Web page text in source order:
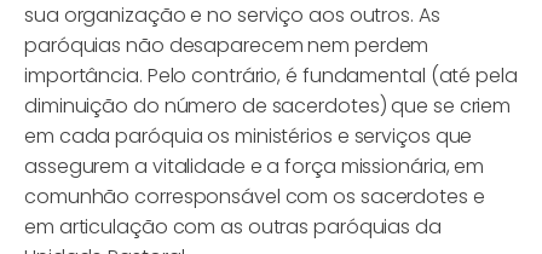
sua organização e no serviço aos outros. As
paróquias não desaparecem nem perdem
importância. Pelo contrário, é fundamental (até pela
diminuição do número de sacerdotes) que se criem
em cada paróquia os ministérios e serviços que
assegurem a vitalidade e a força missionária, em
comunhão corresponsável com os sacerdotes e
em articulação com as outras paróquias da